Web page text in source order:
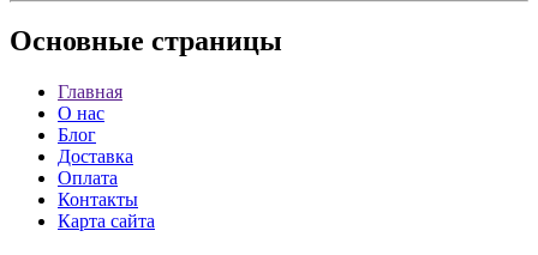
Основные страницы
Главная
О нас
Блог
Доставка
Оплата
Контакты
Карта сайта